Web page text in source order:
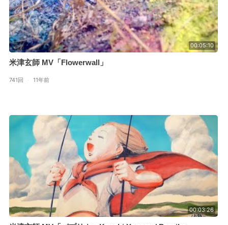
00:05:10
米津玄師 MV「Flowerwall」
741回 · 11年前
00:03:26